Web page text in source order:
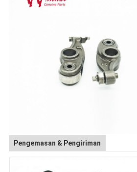
Pengemasan & Pengiriman